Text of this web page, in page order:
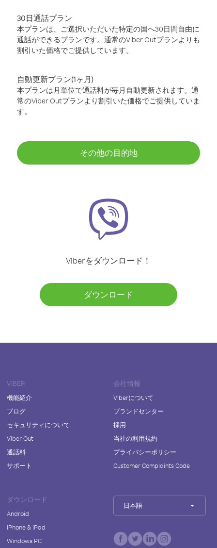
30日通話プラン
本プランは、ご選択いただいた特定の国へ30日間自由に
通話ができるプランです。通常のViber Outプランよりも
割引いた価格でご提供しています。
自動更新プラン(1ヶ月)
本プランは月単位で通話料が毎月自動更新されます。通
常のViber Outプランより割引いた価格でご提供していま
す。
その他の目的地
Viberをダウンロード！
ダウンロード
VIBER
機能紹介
ブログ
セキュリティについて
Viber Out
通話料
サポート
会社情報
Viberについて
ブランドセンター
採用
当社の利用規約
プライバシーポリシー
Customer Complaints Code
ダウンロード
Android
iPhone & iPad
Windows PC
日本語